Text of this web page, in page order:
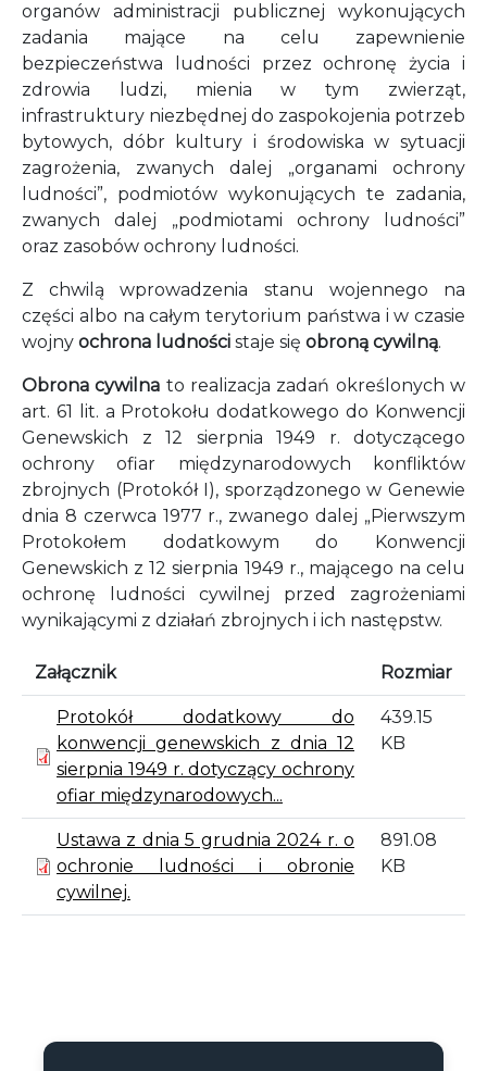
organów administracji publicznej wykonujących
zadania mające na celu zapewnienie
bezpieczeństwa ludności przez ochronę życia i
zdrowia ludzi, mienia w tym zwierząt,
infrastruktury niezbędnej do zaspokojenia potrzeb
bytowych, dóbr kultury i środowiska w sytuacji
zagrożenia, zwanych dalej „organami ochrony
ludności”, podmiotów wykonujących te zadania,
zwanych dalej „podmiotami ochrony ludności”
oraz zasobów ochrony ludności.
Z chwilą wprowadzenia stanu wojennego na
części albo na całym terytorium państwa i w czasie
wojny ochrona ludności staje się obroną cywilną.
Obrona cywilna to realizacja zadań określonych w
art. 61 lit. a Protokołu dodatkowego do Konwencji
Genewskich z 12 sierpnia 1949 r. dotyczącego
ochrony ofiar międzynarodowych konfliktów
zbrojnych (Protokół I), sporządzonego w Genewie
dnia 8 czerwca 1977 r., zwanego dalej „Pierwszym
Protokołem dodatkowym do Konwencji
Genewskich z 12 sierpnia 1949 r., mającego na celu
ochronę ludności cywilnej przed zagrożeniami
wynikającymi z działań zbrojnych i ich następstw.
Załącznik Rozmiar
Protokół dodatkowy do
konwencji genewskich z dnia 12
sierpnia 1949 r. dotyczący ochrony
ofiar międzynarodowych...
439.15
KB
Ustawa z dnia 5 grudnia 2024 r. o
ochronie ludności i obronie
cywilnej.
891.08
KB